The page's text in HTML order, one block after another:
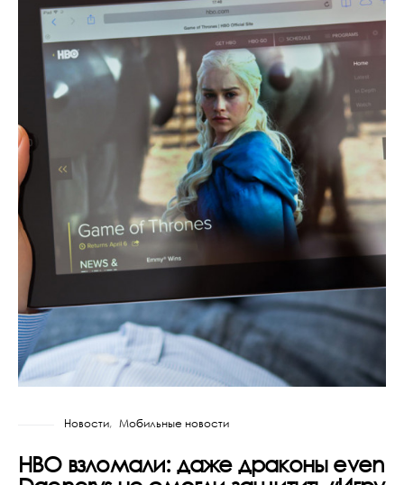
Новости Мобильные новости
HBO взломали: даже драконы even